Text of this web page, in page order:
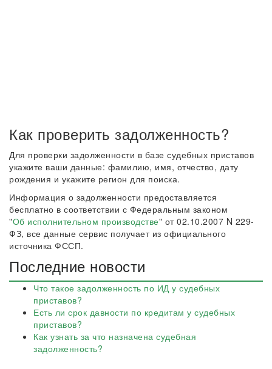
Как проверить задолженность?
Для проверки задолженности в базе судебных приставов
укажите ваши данные: фамилию, имя, отчество, дату
рождения и укажите регион для поиска.
Информация о задолженности предоставляется
бесплатно в соответствии с Федеральным законом
"Об исполнительном производстве" от 02.10.2007 N 229-
ФЗ, все данные сервис получает из официального
источника ФССП.
Последние новости
Что такое задолженность по ИД у судебных
приставов?
Есть ли срок давности по кредитам у судебных
приставов?
Как узнать за что назначена судебная
задолженность?